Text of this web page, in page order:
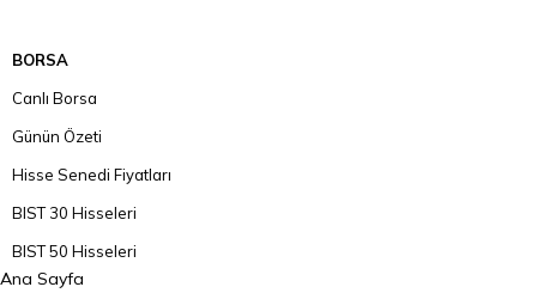
BORSA
Canlı Borsa
Günün Özeti
Hisse Senedi Fiyatları
BIST 30 Hisseleri
BIST 50 Hisseleri
Ana Sayfa